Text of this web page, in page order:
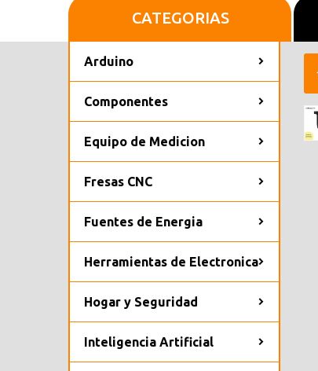
Inicio
CATEGORIAS
Arduino
Componentes
Equipo de Medicion
Fresas CNC
Fuentes de Energia
Herramientas de Electronica
Hogar y Seguridad
Inteligencia Artificial